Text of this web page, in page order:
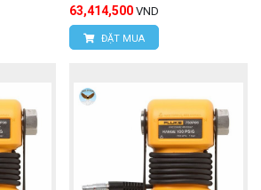
63,414,500 VND
ĐẶT MUA